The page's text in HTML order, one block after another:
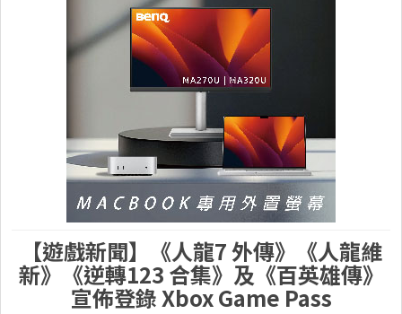
【遊戲新聞】《人龍7 外傳》《人龍維
新》《逆轉123 合集》及《百英雄傳》
宣佈登錄 Xbox Game Pass